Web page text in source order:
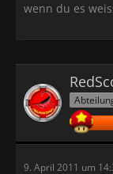
wenn du es
9. April 2011 um